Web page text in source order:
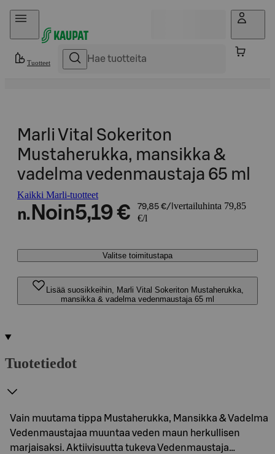
Hyppää sisältöön
Tuotteet
Marli Vital Sokeriton
Mustaherukka, mansikka &
vadelma vedenmaustaja 65 ml
Kaikki Marli-tuotteet
n. Noin5,19 € 79,85 €/l vertailuhinta 79,85
€/l
Valitse toimitustapa
Lisää suosikkeihin, Marli Vital Sokeriton Mustaherukka,
mansikka & vadelma vedenmaustaja 65 ml
Tuotetiedot
Vain muutama tippa Mustaherukka, Mansikka & Vadelma
Vedenmaustajaa muuntaa veden maun herkullisen
marjaisaksi. Aktiivisuutta tukeva Vedenmaustaja…